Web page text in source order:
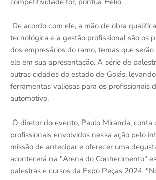
De acordo com ele, a mão de obra
tecnológica e a gestão profissional são os
dos empresários do ramo, temas que
ele em sua apresentação. A série de
outras cidades do estado de Goiás,
ferramentas valiosas para os profissionais
automotivo.
O diretor do evento, Paulo Miranda, conta
profissionais envolvidos nessa ação pelo
missão de antecipar e oferecer uma
acontecerá na "Arena do Conhecimento"
palestras e cursos da Expo Peças 2024.